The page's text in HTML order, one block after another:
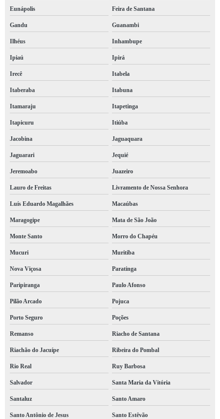
Eunápolis Feira de Santana
Gandu Guanambi
Ilhéus Inhambupe
Ipiaú Ipirá
Irecê Itabela
Itaberaba Itabuna
Itamaraju Itapetinga
Itapicuru Itiúba
Jacobina Jaguaquara
Jaguarari Jequié
Jeremoabo Juazeiro
Lauro de Freitas Livramento de Nossa Senhora
Luís Eduardo Magalhães Macaúbas
Maragogipe Mata de São João
Monte Santo Morro do Chapéu
Mucuri Muritiba
Nova Viçosa Paratinga
Paripiranga Paulo Afonso
Pilão Arcado Pojuca
Porto Seguro Poções
Remanso Riacho de Santana
Riachão do Jacuípe Ribeira do Pombal
Rio Real Ruy Barbosa
Salvador Santa Maria da Vitória
Santaluz Santo Amaro
Santo Antônio de Jesus Santo Estêvão